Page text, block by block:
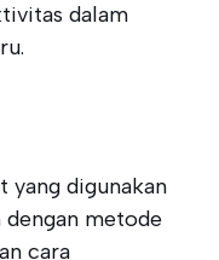
dalam
yang digunakan
metode
cara